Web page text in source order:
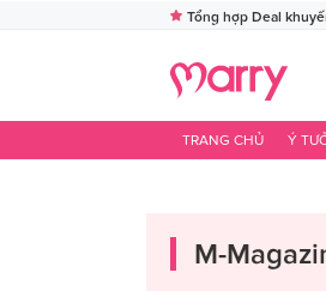
Tổng hợp Deal
TRANG CHỦ Ý
M-